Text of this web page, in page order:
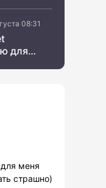
08:31
для
меня
страшно)